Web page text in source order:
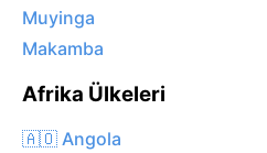
Muyinga
Makamba
Afrika Ülkeleri
🇦🇴 Angola